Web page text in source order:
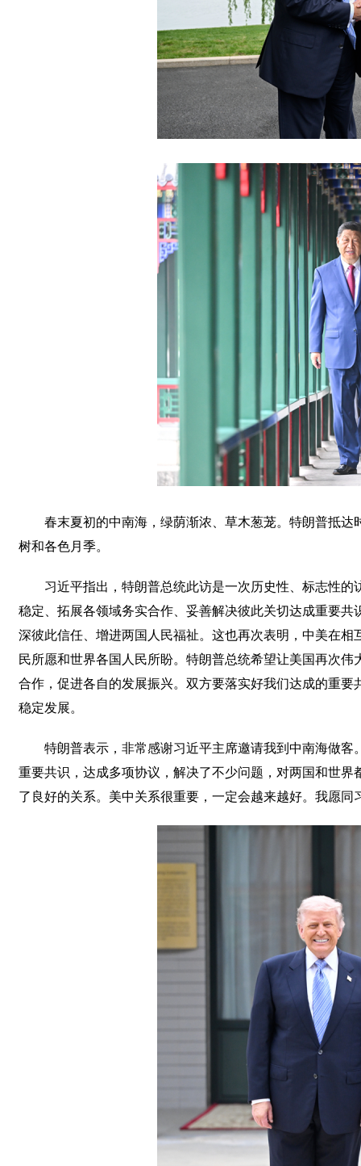
春末夏初的中南海，绿荫渐浓、草木葱茏。特朗普抵
树和各色月季。
习近平指出，特朗普总统此访是一次历史性、标志性
稳定、拓展各领域务实合作、妥善解决彼此关切达成重要
深彼此信任、增进两国人民福祉。这也再次表明，中美在
民所愿和世界各国人民所盼。特朗普总统希望让美国再次
合作，促进各自的发展振兴。双方要落实好我们达成的重
稳定发展。
特朗普表示，非常感谢习近平主席邀请我到中南海做
重要共识，达成多项协议，解决了不少问题，对两国和世
了良好的关系。美中关系很重要，一定会越来越好。我愿